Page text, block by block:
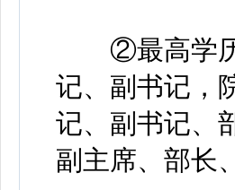
②最高学历
记、副书记，
记、副书记、
副主席、部长